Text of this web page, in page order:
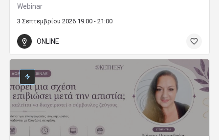
Webinar
3 Σεπτεμβρίου 2026 19:00 - 21:00
ONLINE